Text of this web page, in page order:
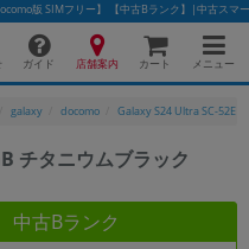
版 SIMフリー】 【中古Bランク】|中古スマ
ガイド 店舗案内 カート メニュー
galaxy docomo Galaxy S24 Ultra SC-52E
チタニウムブラック
中古Bランク
り替える